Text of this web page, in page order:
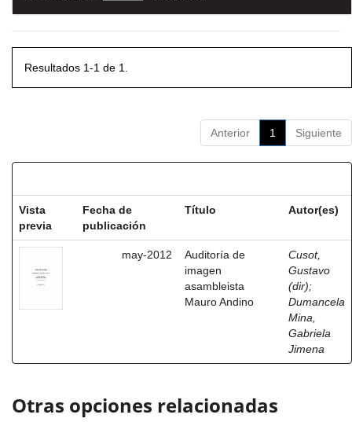
Resultados 1-1 de 1.
Anterior 1 Siguiente
Vista
previa
Fecha de
publicación
Título Autor(es)
may-2012
Auditoría de
imagen
asambleista
Mauro Andino
Cusot,
Gustavo
(dir);
Dumancela
Mina,
Gabriela
Jimena
Otras opciones relacionadas